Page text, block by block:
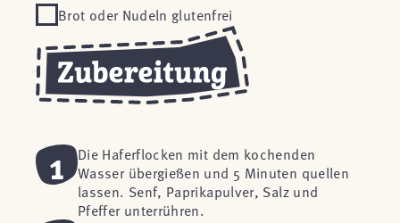
Brot oder Nudeln glutenfrei
1
Die Haferflocken mit dem kochenden
Wasser übergießen und 5 Minuten quellen
lassen. Senf, Paprikapulver, Salz und
Pfeffer unterrühren.